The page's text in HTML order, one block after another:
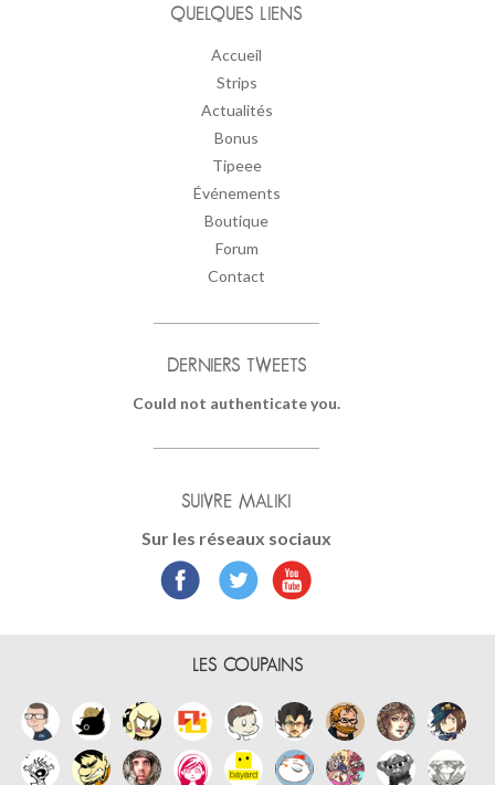
QUELQUES LIENS
Accueil
Strips
Actualités
Bonus
Tipeee
Événements
Boutique
Forum
Contact
DERNIERS TWEETS
Could not authenticate you.
SUIVRE MALIKI
Sur les réseaux sociaux
LES COUPAINS